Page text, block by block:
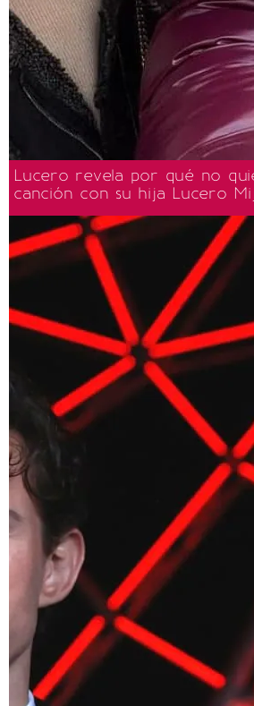
Lucero revela por qué no
canción con su hija Lucero